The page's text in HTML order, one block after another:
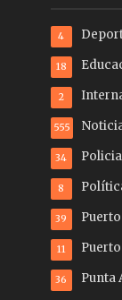
4
18
2
555
34
8
39
11
Punta
36